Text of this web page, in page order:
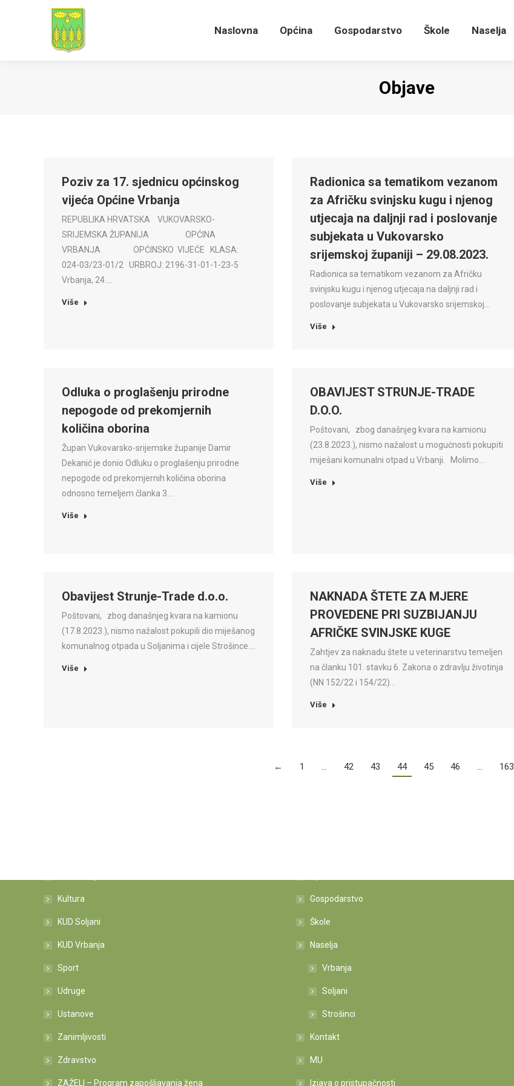
Naslovna Općina Gospodarstvo Škole Naselja
Objave
Poziv za 17. sjednicu općinskog
vijeća Općine Vrbanja
REPUBLIKA HRVATSKA VUKOVARSKO-
SRIJEMSKA ŽUPANIJA OPĆINA
VRBANJA OPĆINSKO VIJEĆE KLASA:
024-03/23-01/2 URBROJ: 2196-31-01-1-23-5
Vrbanja, 24.…
Više
Radionica sa tematikom vezanom
za Afričku svinjsku kugu i njenog
utjecaja na daljnji rad i poslovanje
subjekata u Vukovarsko
srijemskoj županiji – 29.08.2023.
Radionica sa tematikom vezanom za Afričku
svinjsku kugu i njenog utjecaja na daljnji rad i
poslovanje subjekata u Vukovarsko srijemskoj…
Više
Odluka o proglašenju prirodne
nepogode od prekomjernih
količina oborina
Župan Vukovarsko-srijemske županije Damir
Dekanić je donio Odluku o proglašenju prirodne
nepogode od prekomjernih količina oborina
odnosno temeljem članka 3.…
Više
OBAVIJEST STRUNJE-TRADE
D.O.O.
Poštovani, zbog današnjeg kvara na kamionu
(23.8.2023.), nismo nažalost u mogućnosti pokupiti
miješani komunalni otpad u Vrbanji. Molimo…
Više
Obavijest Strunje-Trade d.o.o.
Poštovani, zbog današnjeg kvara na kamionu
(17.8.2023.), nismo nažalost pokupili dio miješanog
komunalnog otpada u Soljanima i cijele Strošince.…
Više
NAKNADA ŠTETE ZA MJERE
PROVEDENE PRI SUZBIJANJU
AFRIČKE SVINJSKE KUGE
Zahtjev za naknadu štete u veterinarstvu temeljen
na članku 101. stavku 6. Zakona o zdravlju životinja
(NN 152/22 i 154/22)…
Više
← 1 … 42 43 44 45 46 … 163
Kultura
KUD Soljani
KUD Vrbanja
Sport
Udruge
Ustanove
Zanimljivosti
Zdravstvo
ZAŽELI – Program zapošljavanja žena
Gospodarstvo
Škole
Naselja
Vrbanja
Soljani
Strošinci
Kontakt
MU
Izjava o pristupačnosti
Naslovna Općina Gospodarstvo Škole Naselja